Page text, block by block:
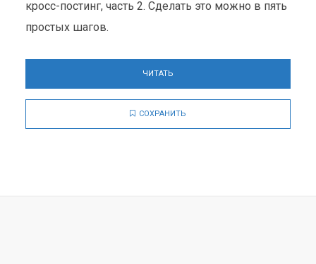
кросс-постинг, часть 2. Сделать это можно в пять
простых шагов.
ЧИТАТЬ
СОХРАНИТЬ